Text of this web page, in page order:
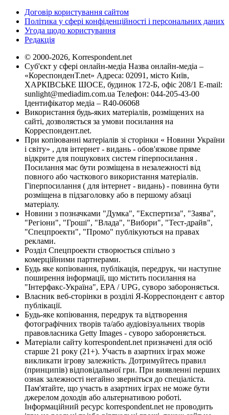
Договір користування сайтом
Політика у сфері конфіденційності і персональних даних
Угода щодо користування
Редакція
© 2000-2026, Korrespondent.net
Суб'єкт у сфері онлайн-медіа Назва онлайн-медіа –
«КореспонденТ.net» Адреса: 02091, місто Київ,
ХАРКІВСЬКЕ ШОСЕ, будинок 172-Б, офіс 208/1 E-mail:
sunlight@mediadim.com.ua Телефон: 044-205-43-00
Ідентифікатор медіа – R40-06068
Використання будь-яких матеріалів, розміщених на
сайті, дозволяється за умови посилання на
Корреспондент.net.
При копіюванні матеріалів зі сторінки « Новини України
і світу» , для інтернет - видань - обов'язкове пряме
відкрите для пошукових систем гіперпосилання .
Посилання має бути розміщена в незалежності від
повного або часткового використання матеріалів.
Гіперпосилання ( для інтернет - видань) - повинна бути
розміщена в підзаголовку або в першому абзаці
матеріалу.
Новини з позначками "Думка", "Експертиза", "Заява",
"Регіони", "Гроші", "Влада", "Вибори", "Тест-драйв",
"Спецпроекти", "Промо" публікуються на правах
реклами.
Розділ Спецпроекти створюється спільно з
комерційними партнерами.
Будь яке копіювання, публікація, передрук, чи наступне
поширення інформації, що містить посилання на
"Інтерфакс-Україна", EPA / UPG, суворо забороняється.
Власник веб-сторінки в розділі Я-Корреспондент є автор
публікації.
Будь-яке копіювання, передрук та відтворення
фотографічних творів та/або аудіовізуальних творів
правовласника Getty Images - суворо забороняється.
Матеріали сайту korrespondent.net призначені для осіб
старше 21 року (21+). Участь в азартних іграх може
викликати ігрову залежність. Дотримуйтесь правил
(принципів) відповідальної гри. При виявленні перших
ознак залежності негайно зверніться до спеціаліста.
Пам'ятайте, що участь в азартних іграх не може бути
джерелом доходів або альтернативою роботі.
Інформаційний ресурс korrespondent.net не проводить